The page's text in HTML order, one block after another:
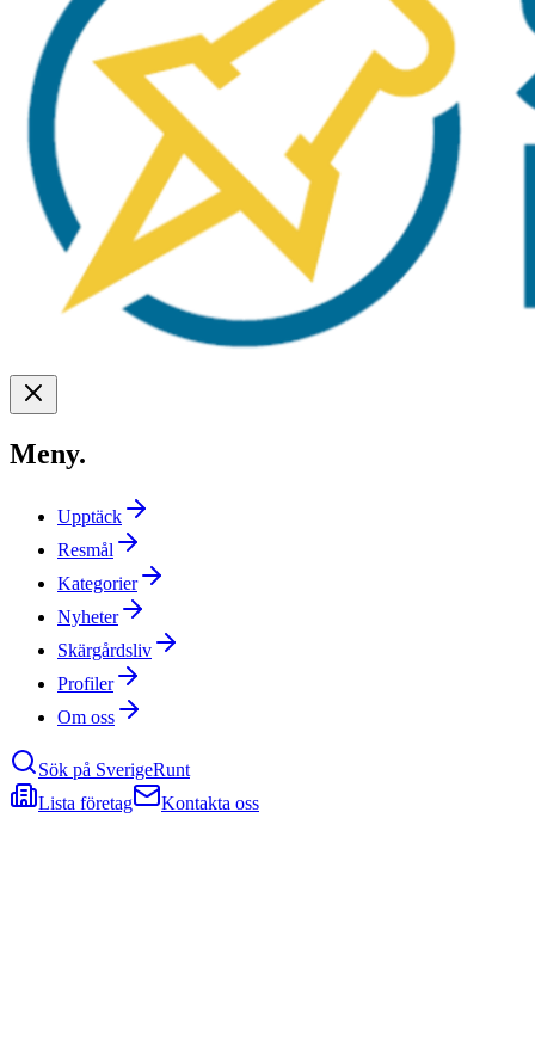
Meny.
Upptäck
Resmål
Kategorier
Nyheter
Skärgårdsliv
Profiler
Om oss
Sök på SverigeRunt
Lista företag
Kontakta oss